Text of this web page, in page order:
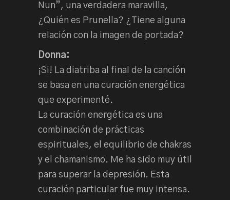
Nun”, una verdadera maravilla,
¿Quién es Prunella? ¿Tiene alguna
relación con la imagen de portada?
Donna:
¡Si! La diatriba al final de la canción
se basa en una curación energética
que experimenté.
La curación energética es una
combinación de prácticas
espirituales, el equilibrio de chakras
y el chamanismo. Me ha sido muy útil
para superar la depresión. Esta
curación particular fue muy intensa.